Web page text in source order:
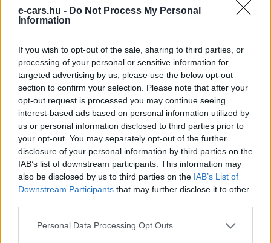
e-cars.hu - Do Not Process My Personal
Information
If you wish to opt-out of the sale, sharing to third parties, or
processing of your personal or sensitive information for
targeted advertising by us, please use the below opt-out
section to confirm your selection. Please note that after your
opt-out request is processed you may continue seeing
interest-based ads based on personal information utilized by
us or personal information disclosed to third parties prior to
your opt-out. You may separately opt-out of the further
disclosure of your personal information by third parties on the
IAB’s list of downstream participants. This information may
also be disclosed by us to third parties on the IAB’s List of
Downstream Participants that may further disclose it to other
Personal Data Processing Opt Outs
nagy biztosítéka eddig is be volt építve minden
kapott helyet; ez amúgy a nagyfeszültségű kör fő-
biztosítéka. Ahogy már többször is jeleztem, fura,
hogy a készülék bemeneti és kimeneti teljesítménye
eltérő; a 11 kW-os teljesítményhez a 30A-es primer
biztosíték sok, hiszen 16A (esetleg 20A-es) elég
lenne, a 22 kW-hoz viszont kevés, mert ahhoz meg
már 40A-es biztosíték kellene. A 30A-es biztosíték
alkalmazása arra utal, hogy a 18 kW-os kimenettel
rendelkező, 48A-es új töltő esetleg tényleg fel is
tudja venni a hálózatból a 18 kW-ot. Szóval
megint várhatunk a Teslától egy „meglepetést”, és